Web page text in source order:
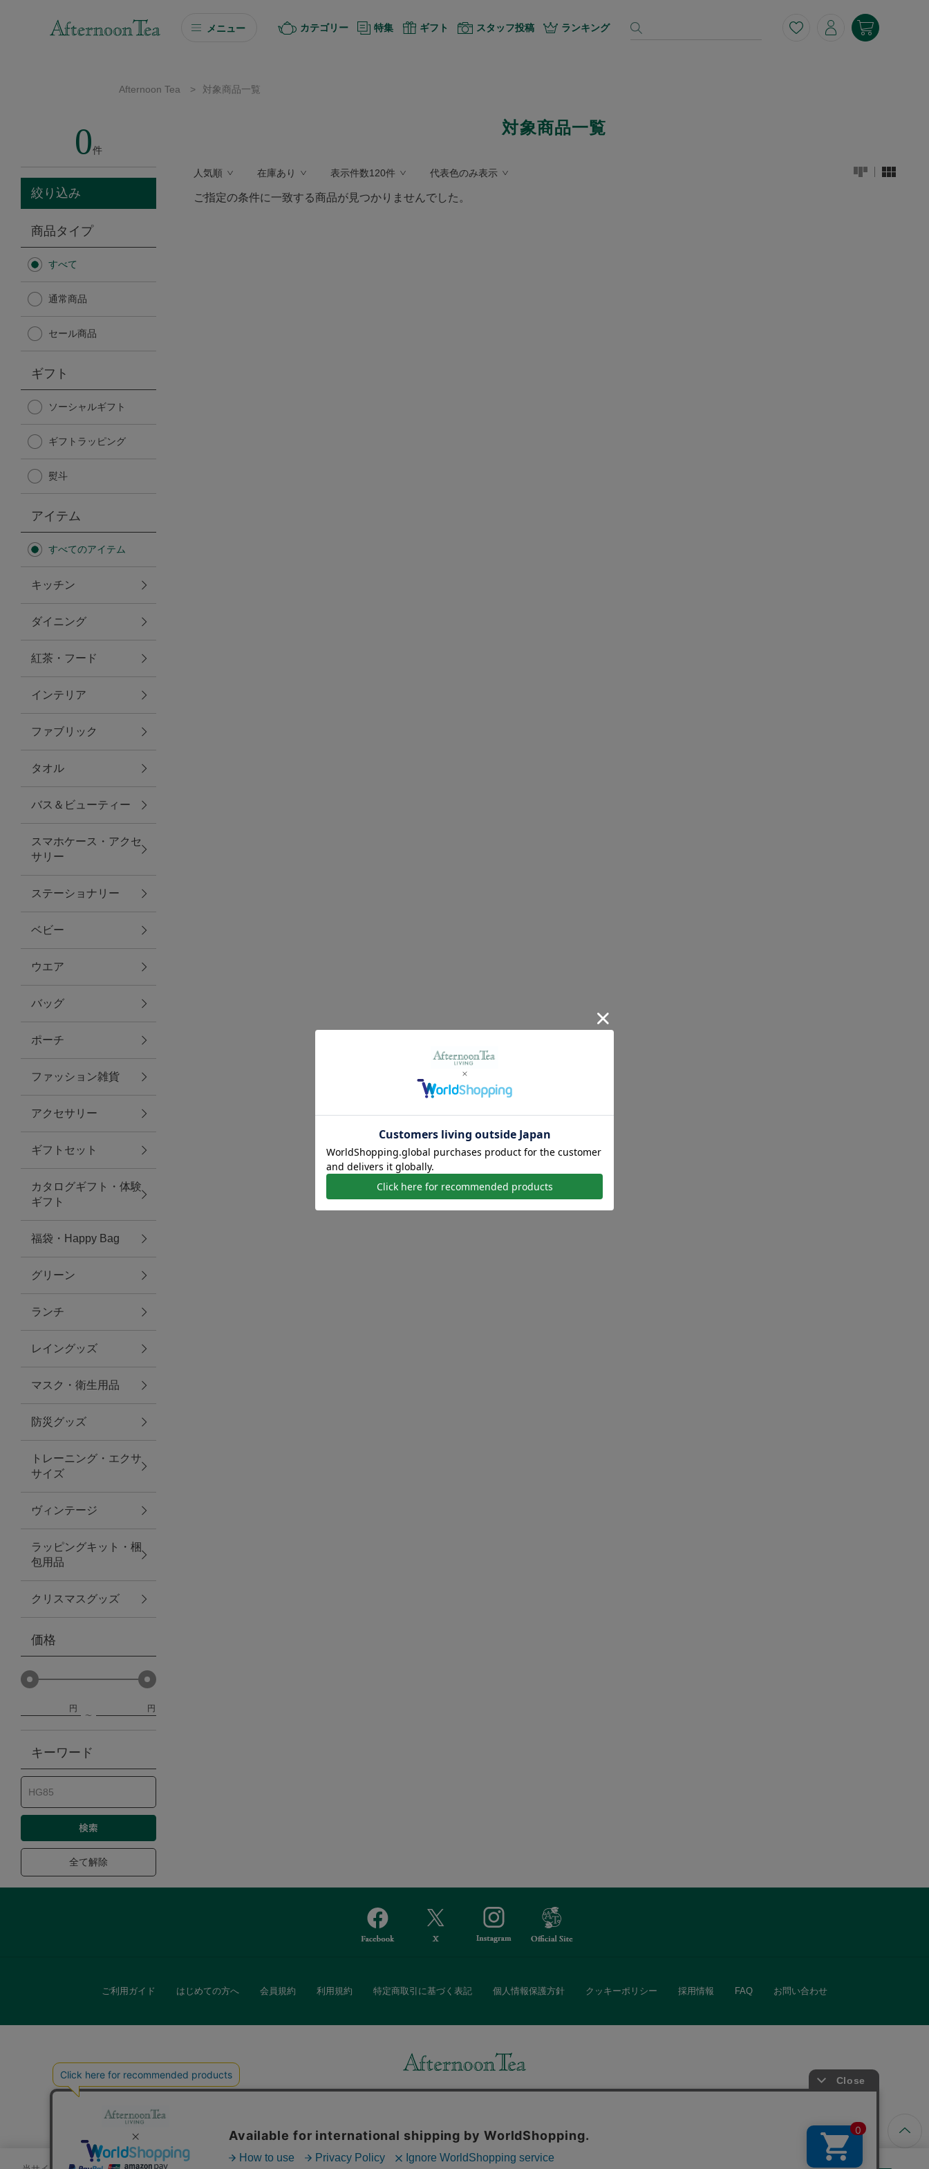
メニュー
ソーシャルギフト
カタログギフト
Afternoon Tea TEAROOM
Afternoon Tea TEAROOM
日傘
保冷バッグ
無重力シリーズ
トラベルグッズ
ランチ
バッグ
キッチン・ダイニング
ダイニング
キッチン
ファブリック
グリーン
バス＆ビューティー
バス＆ビューティー
タオル
ウエア＆バッグ
ウエア
レイングッズ
アクセサリー
ファッション雑貨
ファッショングッズ
スマホケース・アクセサリー
ポーチ
ステーショナリー
その他
紅茶・フード
防災グッズ・非常食
トレーニング
ヴィンテージ
カテゴリー 特集 ギフト スタッフ投稿 ランキング
Afternoon Tea > 対象商品一覧
0件
絞り込み
商品タイプ
すべて
通常商品
セール商品
ギフト
ソーシャルギフト
ギフトラッピング
熨斗
アイテム
すべてのアイテム
キッチン
ダイニング
紅茶・フード
インテリア
ファブリック
タオル
バス＆ビューティー
スマホケース・アクセ
サリー
ステーショナリー
ベビー
ウエア
バッグ
ポーチ
ファッション雑貨
アクセサリー
ギフトセット
カタログギフト・体験
ギフト
福袋・Happy Bag
グリーン
ランチ
レイングッズ
マスク・衛生用品
防災グッズ
トレーニング・エクサ
サイズ
ヴィンテージ
ラッピングキット・梱
包用品
クリスマスグッズ
価格
円 円
キーワード
全て解除
対象商品一覧
人気順 在庫あり 表示件数120件 代表色のみ表示
ご指定の条件に一致する商品が見つかりませんでした。
ご利用ガイド はじめての方へ 会員規約 利用規約 特定商取引に基づく表記 個人情報保護方針 クッキーポリシー 採用情報 FAQ お問い合わせ
また、ギフトセットなどギフトにぴったりの豊富な商品がラインナップ。
「ソーシャルギフト」サービスもご提供しています。